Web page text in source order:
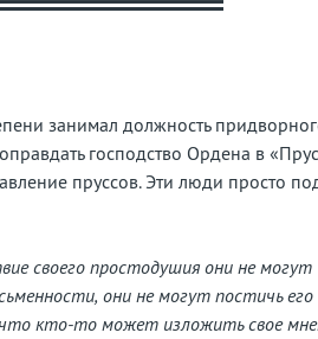
занимал должность
господство Ордена в
пруссов. Эти люди просто
своего простодушия они не могут
они не могут постичь его
что кто-то может изложить свое